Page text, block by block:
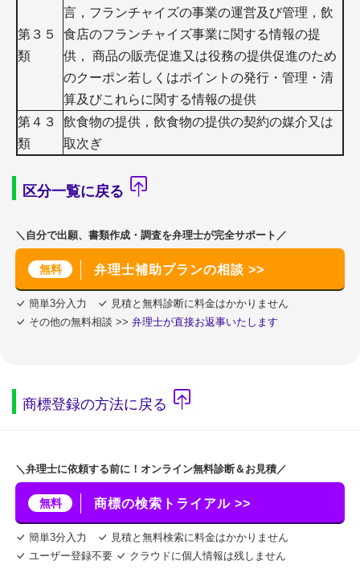
第３５
類
言，フランチャイズの事業の運営及び管理，飲
食店のフランチャイズ事業に関する情報の提
供， 商品の販売促進又は役務の提供促進のため
のクーポン若しくはポイントの発行・管理・清
算及びこれらに関する情報の提供
第４３
類
飲食物の提供，飲食物の提供の契約の媒介又は
取次ぎ
区分一覧に戻る
＼自分で出願、書類作成・調査を弁理士が完全サポート／
無料 弁理士補助プランの相談 >>
簡単3分入力
見積と無料診断に料金はかかりません
その他の無料相談 >> 弁理士が直接お返事いたします
商標登録の方法に戻る
＼弁理士に依頼する前に！オンライン無料診断＆お見積／
無料 商標の検索トライアル >>
簡単3分入力
見積と無料検索に料金はかかりません
ユーザー登録不要
クラウドに個人情報は残しません